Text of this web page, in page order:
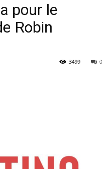
pour le
Robin
0
3499